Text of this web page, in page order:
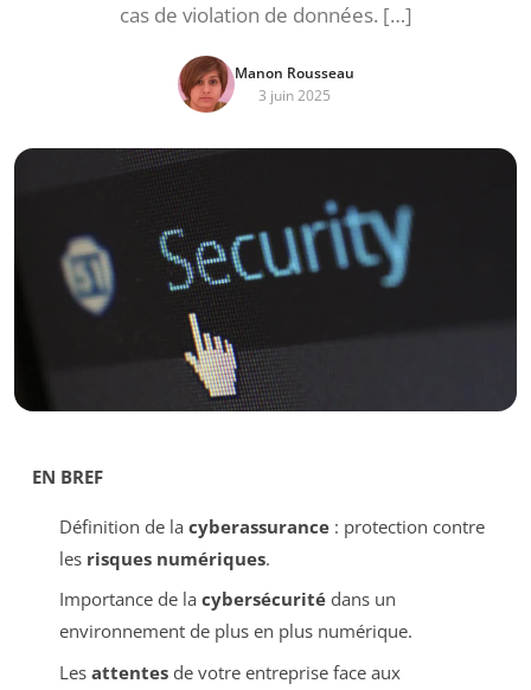
cas de violation de données. […]
Manon Rousseau
3 juin 2025
EN BREF
Définition de la cyberassurance: protection contre
les risques numériques.
Importance de la cybersécuritédans un
environnement de plus en plus numérique.
Les attentesde votre entreprise face aux